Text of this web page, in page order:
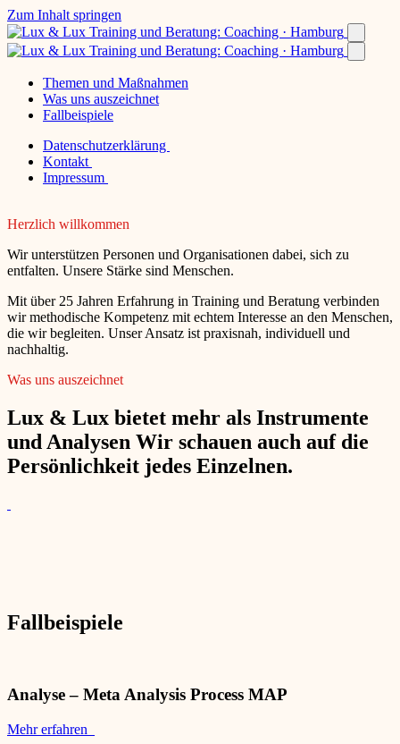
Zum Inhalt springen
Themen und Maßnahmen
Was uns auszeichnet
Fallbeispiele
Datenschutzerklärung
Kontakt
Impressum
Herzlich willkommen
Wir unterstützen Personen und Organisationen dabei, sich zu
entfalten. Unsere Stärke sind Menschen.
Mit über 25 Jahren Erfahrung in Training und Beratung verbinden
wir methodische Kompetenz mit echtem Interesse an den Menschen,
die wir begleiten. Unser Ansatz ist praxisnah, individuell und
nachhaltig.
Was uns auszeichnet
Lux & Lux bietet mehr als Instrumente
und Analysen Wir schauen auch auf die
Persönlichkeit jedes Einzelnen.
Fallbeispiele
Analyse – Meta Analysis Process MAP
Mehr erfahren